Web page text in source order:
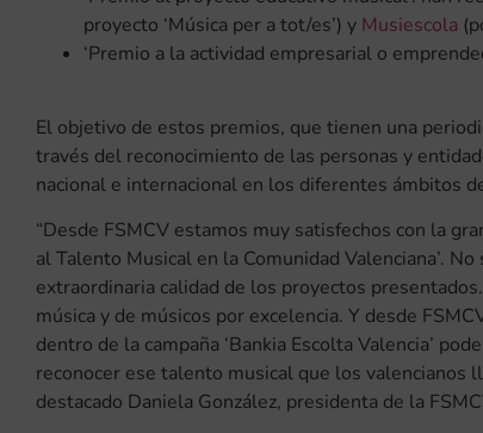
proyecto ‘Música per a tot/es’) y Musiescola
‘Premio a la actividad empresarial o
El objetivo de estos premios, que tienen una
través del reconocimiento de las personas y
nacional e internacional en los diferentes ámbitos
“Desde FSMCV estamos muy satisfechos con la
al Talento Musical en la Comunidad Valenciana’.
extraordinaria calidad de los proyectos
música y de músicos por excelencia. Y desde
dentro de la campaña ‘Bankia Escolta Valencia’
reconocer ese talento musical que los valencianos
destacado Daniela González, presidenta de la